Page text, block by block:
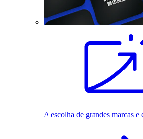
A escolha de grandes marcas e